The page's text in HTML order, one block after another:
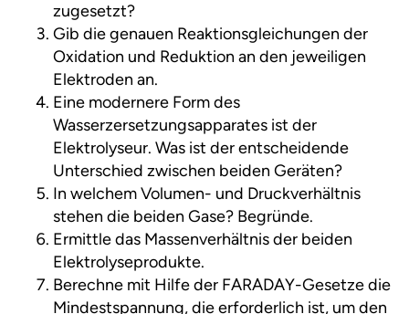
zugesetzt?
Gib die genauen Reaktionsgleichungen der
Oxidation und Reduktion an den jeweiligen
Elektroden an.
Eine modernere Form des
Wasserzersetzungsapparates ist der
Elektrolyseur. Was ist der entscheidende
Unterschied zwischen beiden Geräten?
In welchem Volumen- und Druckverhältnis
stehen die beiden Gase? Begründe.
Ermittle das Massenverhältnis der beiden
Elektrolyseprodukte.
Berechne mit Hilfe der FARADAY-Gesetze die
Mindestspannung, die erforderlich ist, um den